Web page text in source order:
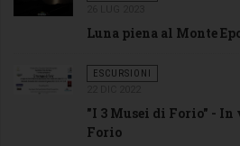
Luna piena al Monte
ESCURSIONI
"I 3 Musei di Forio" -
Forio